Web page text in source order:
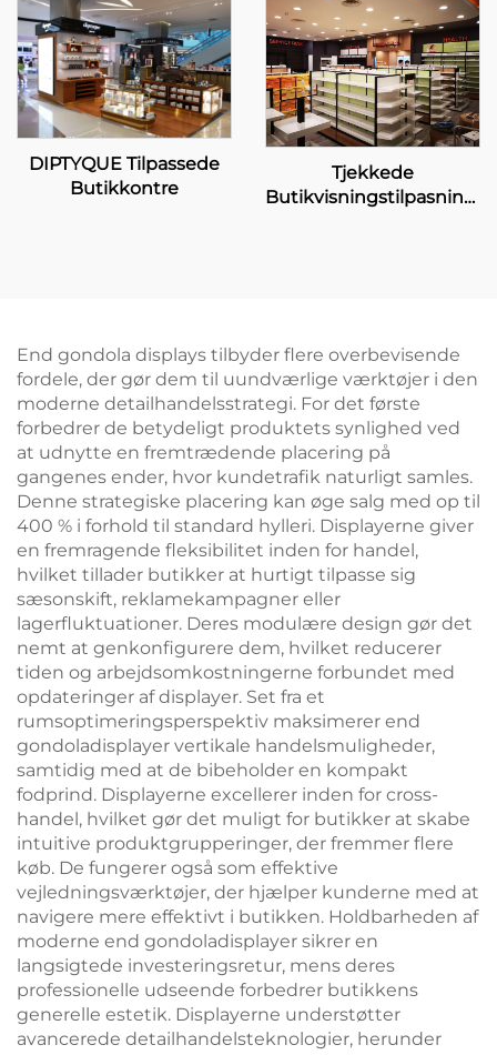
DIPTYQUE Tilpassede
Butikkontre
Tjekkede
End gondola displays tilbyder flere overbevisende
fordele, der gør dem til uundværlige værktøjer i den
moderne detailhandelsstrategi. For det første
forbedrer de betydeligt produktets synlighed ved
at udnytte en fremtrædende placering på
gangenes ender, hvor kundetrafik naturligt samles.
Denne strategiske placering kan øge salg med op til
400 % i forhold til standard hylleri. Displayerne giver
en fremragende fleksibilitet inden for handel,
hvilket tillader butikker at hurtigt tilpasse sig
sæsonskift, reklamekampagner eller
lagerfluktuationer. Deres modulære design gør det
nemt at genkonfigurere dem, hvilket reducerer
tiden og arbejdsomkostningerne forbundet med
opdateringer af displayer. Set fra et
rumsoptimeringsperspektiv maksimerer end
gondoladisplayer vertikale handelsmuligheder,
samtidig med at de bibeholder en kompakt
fodprind. Displayerne excellerer inden for cross-
handel, hvilket gør det muligt for butikker at skabe
intuitive produktgrupperinger, der fremmer flere
køb. De fungerer også som effektive
vejledningsværktøjer, der hjælper kunderne med at
navigere mere effektivt i butikken. Holdbarheden af
moderne end gondoladisplayer sikrer en
langsigtede investeringsretur, mens deres
professionelle udseende forbedrer butikkens
generelle estetik. Displayerne understøtter
avancerede detailhandelsteknologier, herunder